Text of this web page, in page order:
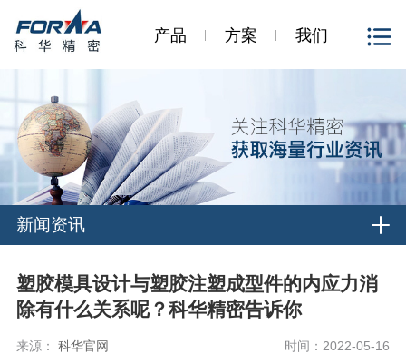
产品 方案 我们
新闻资讯
塑胶模具设计与塑胶注塑成型件的内应力消
除有什么关系呢？科华精密告诉你
来源： 科华官网 时间：2022-05-16